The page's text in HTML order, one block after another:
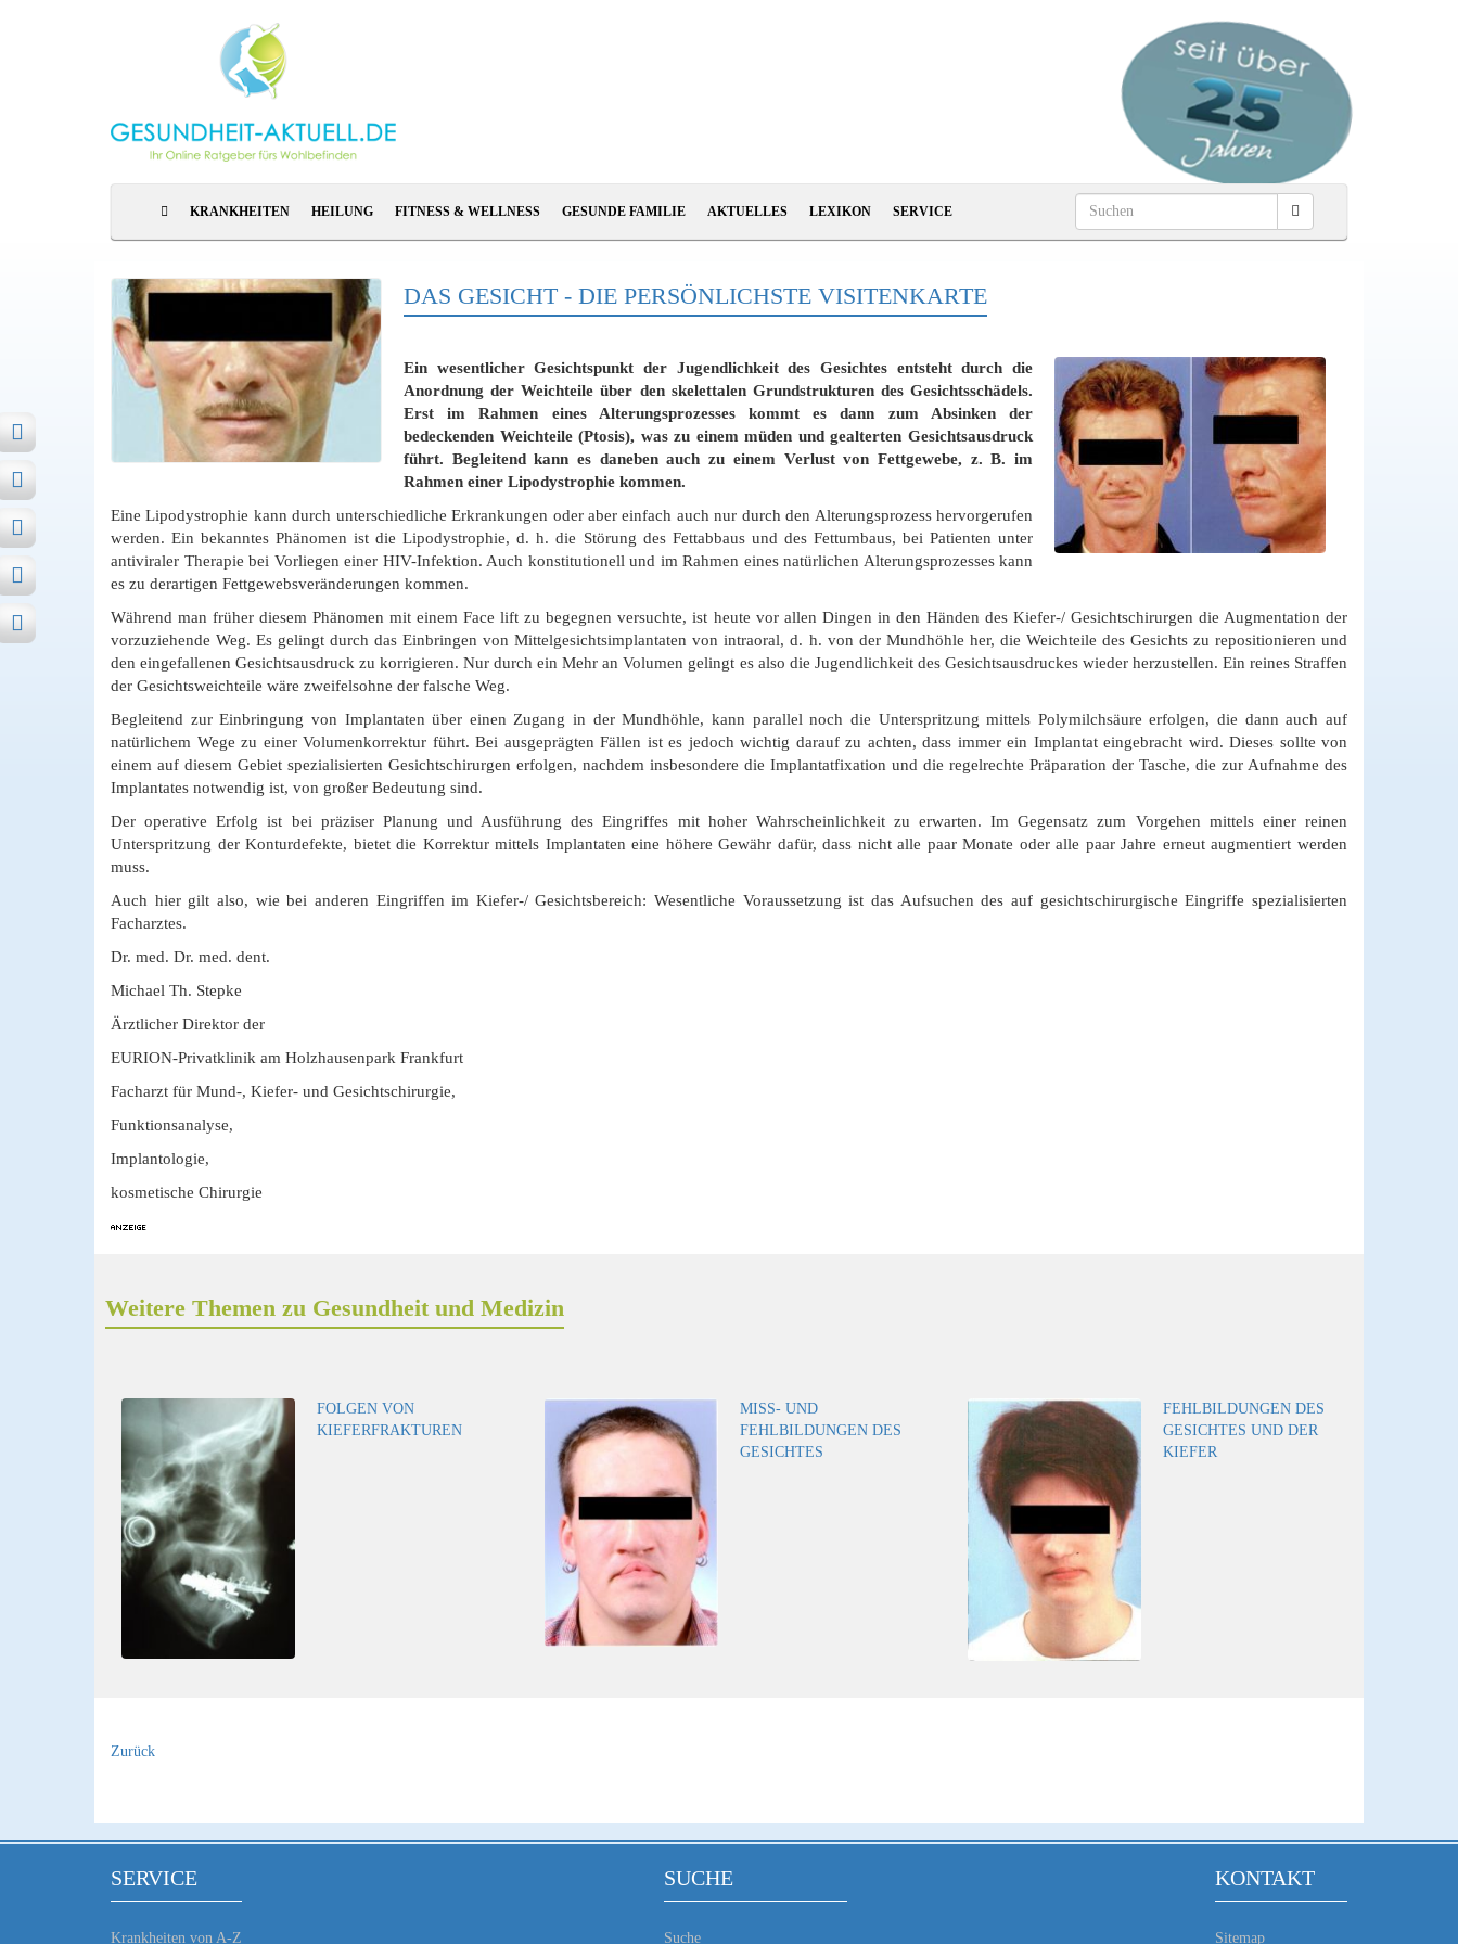
KRANKHEITEN HEILUNG FITNESS & WELLNESS GESUNDE FAMILIE AKTUELLES LEXIKON SERVICE
DAS GESICHT - DIE PERSÖNLICHSTE VISITENKARTE
Ein wesentlicher Gesichtspunkt der Jugendlichkeit des Gesichtes entsteht durch die
Anordnung der Weichteile über den skelettalen Grundstrukturen des Gesichtsschädels.
Erst im Rahmen eines Alterungsprozesses kommt es dann zum Absinken der
bedeckenden Weichteile (Ptosis), was zu einem müden und gealterten Gesichtsausdruck
führt. Begleitend kann es daneben auch zu einem Verlust von Fettgewebe, z. B. im
Rahmen einer Lipodystrophie kommen.
Eine Lipodystrophie kann durch unterschiedliche Erkrankungen oder aber einfach auch nur durch den Alterungsprozess hervorgerufen
werden. Ein bekanntes Phänomen ist die Lipodystrophie, d. h. die Störung des Fettabbaus und des Fettumbaus, bei Patienten unter
antiviraler Therapie bei Vorliegen einer HIV-Infektion. Auch konstitutionell und im Rahmen eines natürlichen Alterungsprozesses kann
es zu derartigen Fettgewebsveränderungen kommen.
Während man früher diesem Phänomen mit einem Face lift zu begegnen versuchte, ist heute vor allen Dingen in den Händen des Kiefer-/ Gesichtschirurgen die Augmentation der
vorzuziehende Weg. Es gelingt durch das Einbringen von Mittelgesichtsimplantaten von intraoral, d. h. von der Mundhöhle her, die Weichteile des Gesichts zu repositionieren und
den eingefallenen Gesichtsausdruck zu korrigieren. Nur durch ein Mehr an Volumen gelingt es also die Jugendlichkeit des Gesichtsausdruckes wieder herzustellen. Ein reines Straffen
der Gesichtsweichteile wäre zweifelsohne der falsche Weg.
Begleitend zur Einbringung von Implantaten über einen Zugang in der Mundhöhle, kann parallel noch die Unterspritzung mittels Polymilchsäure erfolgen, die dann auch auf
natürlichem Wege zu einer Volumenkorrektur führt. Bei ausgeprägten Fällen ist es jedoch wichtig darauf zu achten, dass immer ein Implantat eingebracht wird. Dieses sollte von
einem auf diesem Gebiet spezialisierten Gesichtschirurgen erfolgen, nachdem insbesondere die Implantatfixation und die regelrechte Präparation der Tasche, die zur Aufnahme des
Implantates notwendig ist, von großer Bedeutung sind.
Der operative Erfolg ist bei präziser Planung und Ausführung des Eingriffes mit hoher Wahrscheinlichkeit zu erwarten. Im Gegensatz zum Vorgehen mittels einer reinen
Unterspritzung der Konturdefekte, bietet die Korrektur mittels Implantaten eine höhere Gewähr dafür, dass nicht alle paar Monate oder alle paar Jahre erneut augmentiert werden
muss.
Auch hier gilt also, wie bei anderen Eingriffen im Kiefer-/ Gesichtsbereich: Wesentliche Voraussetzung ist das Aufsuchen des auf gesichtschirurgische Eingriffe spezialisierten
Facharztes.
Dr. med. Dr. med. dent.
Michael Th. Stepke
Ärztlicher Direktor der
EURION-Privatklinik am Holzhausenpark Frankfurt
Facharzt für Mund-, Kiefer- und Gesichtschirurgie,
Funktionsanalyse,
Implantologie,
kosmetische Chirurgie
Weitere Themen zu Gesundheit und Medizin
FOLGEN VON
KIEFERFRAKTUREN
MISS- UND
FEHLBILDUNGEN DES
GESICHTES
FEHLBILDUNGEN DES
GESICHTES UND DER
KIEFER
Zurück
SERVICE
Krankheiten von A-Z
SUCHE
Suche
KONTAKT
Sitemap